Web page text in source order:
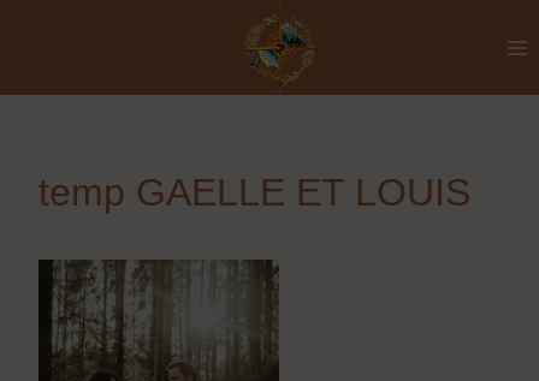
temp GAELLE ET LOUIS